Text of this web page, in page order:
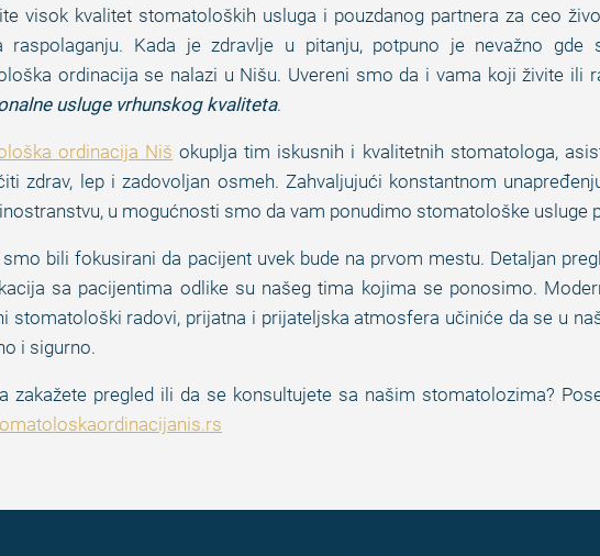
visok kvalitet stomatoloških usluga i pouzdanog partnera za ceo
raspolaganju. Kada je zdravlje u pitanju, potpuno je nevažno
ordinacija se nalazi u Nišu. Uvereni smo da i vama koji živite ili
usluge vrhunskog kvaliteta.
ordinacija Niš okuplja tim iskusnih i kvalitetnih stomatologa,
zdrav, lep i zadovoljan osmeh. Zahvaljujući konstantnom
u mogućnosti smo da vam ponudimo stomatološke usluge
smo bili fokusirani da pacijent uvek bude na prvom mestu. Detaljan
sa pacijentima odlike su našeg tima kojima se ponosimo.
stomatološki radovi, prijatna i prijateljska atmosfera učiniće da se u
i sigurno.
zakažete pregled ili da se konsultujete sa našim stomatolozima?